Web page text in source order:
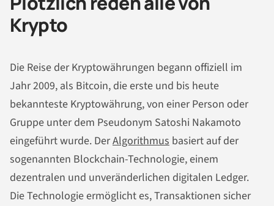
Krypto
Die Reise der Kryptowährungen begann offiziell im
Jahr 2009, als Bitcoin, die erste und bis heute
bekannteste Kryptowährung, von einer Person oder
Gruppe unter dem Pseudonym Satoshi Nakamoto
eingeführt wurde. DerAlgorithmus basiert auf der
sogenannten Blockchain-Technologie, einem
dezentralen und unveränderlichen digitalen Ledger.
Die Technologie ermöglicht es, Transaktionen sicher